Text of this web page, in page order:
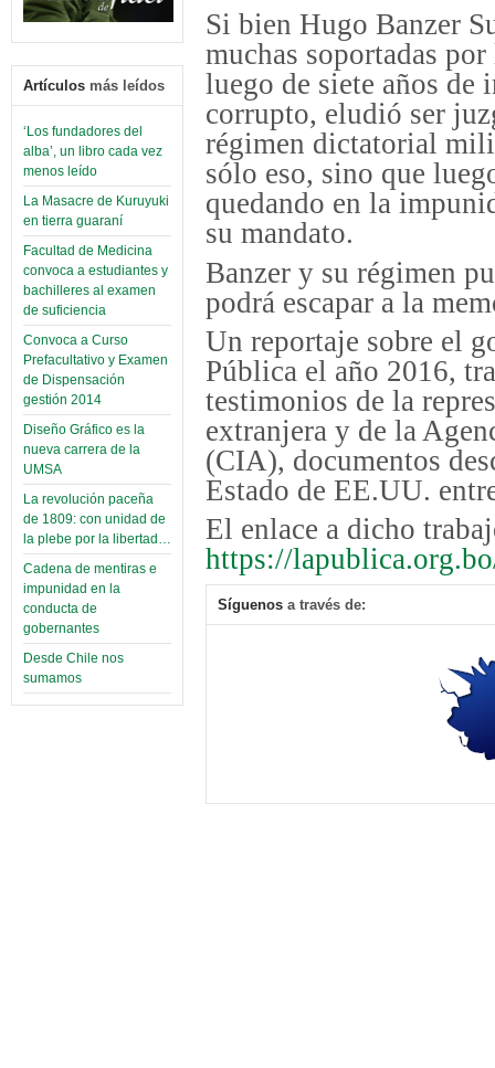
Artículos más leídos
‘Los fundadores del
alba’, un libro cada vez
menos leído
La Masacre de Kuruyuki
en tierra guaraní
Facultad de Medicina
convoca a estudiantes y
bachilleres al examen
de suficiencia
Convoca a Curso
Prefacultativo y Examen
de Dispensación
gestión 2014
Diseño Gráfico es la
nueva carrera de la
UMSA
La revolución paceña
de 1809: con unidad de
la plebe por la libertad…
Cadena de mentiras e
impunidad en la
conducta de
gobernantes
Desde Chile nos
sumamos
Si bien Hugo Banzer
muchas soportadas
luego de siete años de
corrupto, eludió ser
régimen dictatorial
sólo eso, sino que
quedando en la
su mandato.
Banzer y su régimen
podrá escapar a la
Un reportaje sobre el
Pública el año 2016,
testimonios de la
extranjera y de la
(CIA), documentos
Estado de EE.UU.
El enlace a dicho
https://
Síguenos a través de: